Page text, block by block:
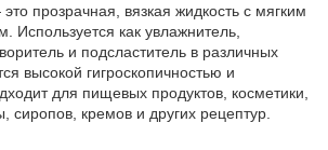
прозрачная, вязкая жидкость с мягким
Используется как увлажнитель,
и подсластитель в различных
высокой гигроскопичностью и
для пищевых продуктов, косметики,
сиропов, кремов и других рецептур.